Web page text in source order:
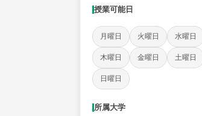
授業可能日
月曜日 火曜日 水曜日
木曜日 金曜日 土曜日
日曜日
所属大学
時給：¥1,000 ～ ¥10,000
授業可能日
火曜日